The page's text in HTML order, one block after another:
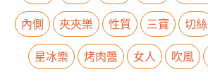
內側
夾夾樂 性質 三寶 切絲
星冰樂
烤肉醬 女人 吹風